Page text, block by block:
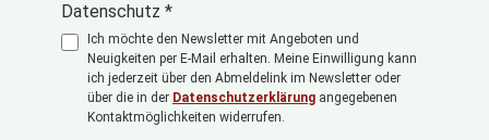
Datenschutz *
Ich möchte den Newsletter mit Angeboten und
Neuigkeiten per E-Mail erhalten. Meine Einwilligung kann
ich jederzeit über den Abmeldelink im Newsletter oder
über die in der Datenschutzerklärung angegebenen
Kontaktmöglichkeiten widerrufen.